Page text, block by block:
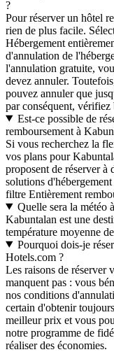
?
Pour réserver un hôtel
rien de plus facile.
Hébergement
d'annulation de
l'annulation gratuite,
devez annuler.
pouvez annuler que
par conséquent,
Est-ce possible de
remboursement à
Si vous recherchez la
vos plans pour
proposent de réserver à
solutions
filtre Entièrement
Quelle sera la météo
Kabuntalan est une
température moyenne
Pourquoi dois-je
Hotels.com ?
Les raisons de réserver
manquent pas : vous
nos conditions
certain d'obtenir
meilleur prix et vous
notre programme de
réaliser des économies.